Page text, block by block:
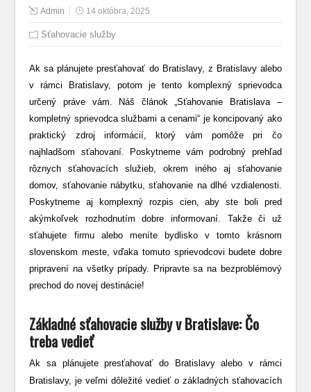
Admin 14 októbra, 2025
Sťahovacie služby
Ak sa plánujete presťahovať do Bratislavy, z Bratislavy alebo
v rámci Bratislavy, potom je tento komplexný sprievodca
určený práve vám. Náš článok „Sťahovanie Bratislava –
kompletný sprievodca službami a cenami“ je koncipovaný ako
praktický zdroj informácií, ktorý vám pomôže pri čo
najhladšom sťahovaní. Poskytneme vám podrobný prehľad
rôznych sťahovacích služieb, okrem iného aj sťahovanie
domov, sťahovanie nábytku, sťahovanie na dlhé vzdialenosti.
Poskytneme aj komplexný rozpis cien, aby ste boli pred
akýmkoľvek rozhodnutím dobre informovaní. Takže či už
sťahujete firmu alebo meníte bydlisko v tomto krásnom
slovenskom meste, vďaka tomuto sprievodcovi budete dobre
pripravení na všetky prípady. Pripravte sa na bezproblémový
prechod do novej destinácie!
Základné sťahovacie služby v Bratislave: Čo
treba vedieť
Ak sa plánujete presťahovať do Bratislavy alebo v rámci
Bratislavy, je veľmi dôležité vedieť o základných sťahovacích